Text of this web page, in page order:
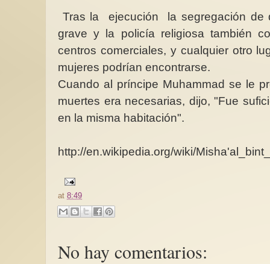
Tras la ejecución la segregación de
grave y la policía religiosa también
centros comerciales, y cualquier otro
mujeres podrían encontrarse.
Cuando al príncipe Muhammad se le
muertes era necesarias, dijo, "Fue
en la misma habitación".
http://en.wikipedia.org/wiki/
at 8:49
No hay comentarios: